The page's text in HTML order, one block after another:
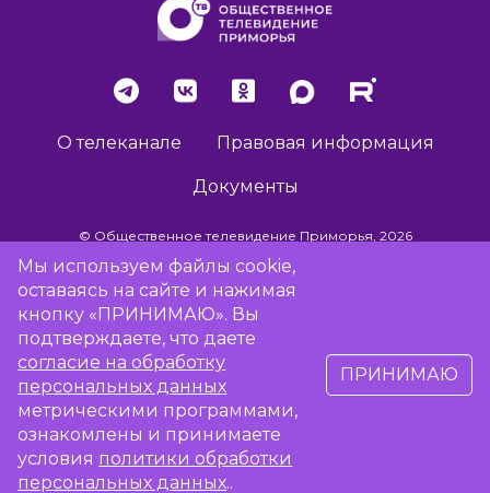
О телеканале Правовая информация
Документы
© Общественное телевидение Приморья, 2026
Разработка сайта -
Сообщить об отсутствии вещания
Мы используем файлы cookie,
оставаясь на сайте и нажимая
кнопку «ПРИНИМАЮ». Вы
подтверждаете, что даете
согласие на обработку
персональных данных
метрическими программами,
ознакомлены и принимаете
условия политики обработки
персональных данных..
ПРИНИМАЮ